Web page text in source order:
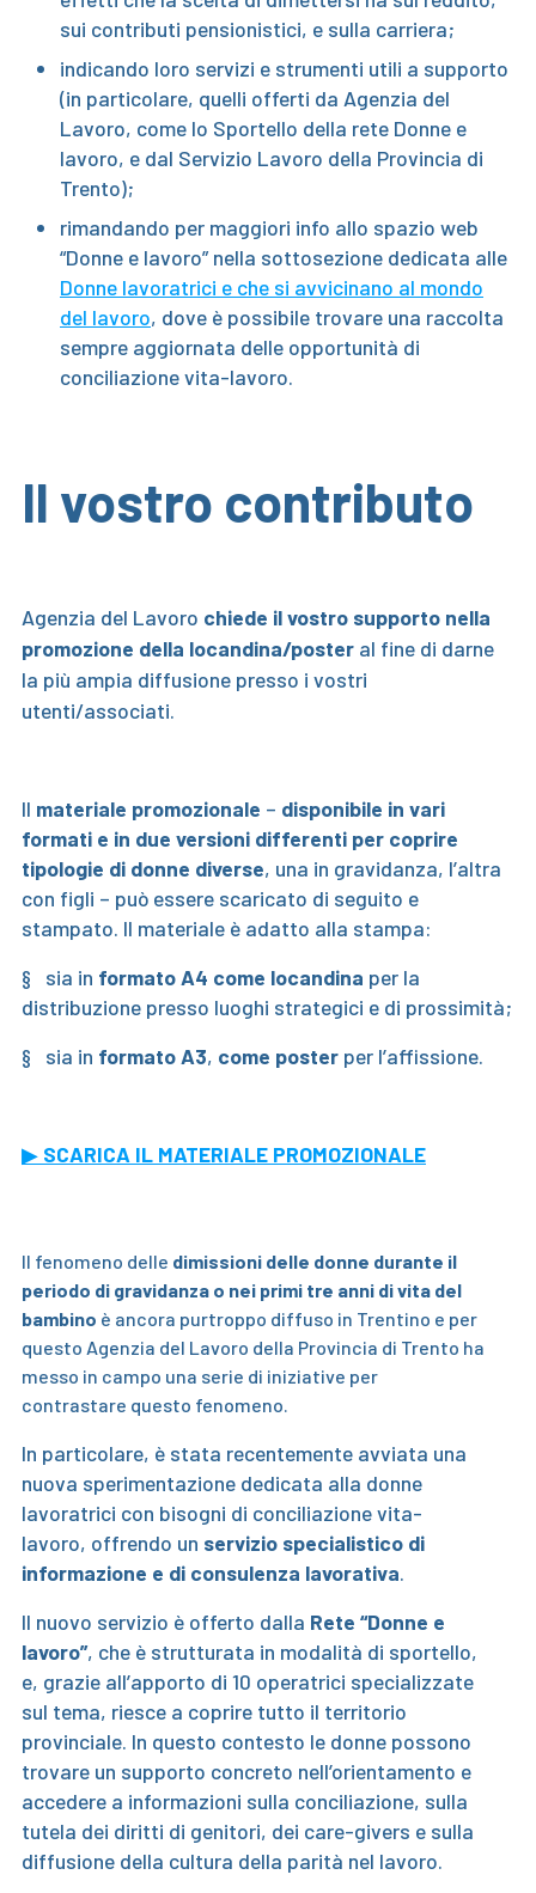
sui contributi pensionistici, e sulla carriera;
indicando loro servizi e strumenti utili a supporto
(in particolare, quelli offerti da Agenzia del
Lavoro, come lo Sportello della rete Donne e
lavoro, e dal Servizio Lavoro della Provincia di
Trento);
rimandando per maggiori info allo spazio web
“Donne e lavoro” nella sottosezione dedicata alle
Donne lavoratrici e che si avvicinano al mondo
del lavoro, dove è possibile trovare una raccolta
sempre aggiornata delle opportunità di
conciliazione vita-lavoro.
Il vostro contributo
Agenzia del Lavoro chiede il vostro supporto nella
promozione della locandina/poster al fine di darne
la più ampia diffusione presso i vostri
utenti/associati.
Il materiale promozionale – disponibile in vari
formati e in due versioni differenti per coprire
tipologie di donne diverse, una in gravidanza, l’altra
con figli – può essere scaricato di seguito e
stampato. Il materiale è adatto alla stampa:
§ sia in formato A4 come locandina per la
distribuzione presso luoghi strategici e di prossimità;
§ sia in formato A3, come poster per l’affissione.
▶ SCARICA IL MATERIALE PROMOZIONALE
Il fenomeno delle dimissioni delle donne durante il
periodo di gravidanza o nei primi tre anni di vita del
bambino è ancora purtroppo diffuso in Trentino e per
questo Agenzia del Lavoro della Provincia di Trento ha
messo in campo una serie di iniziative per
contrastare questo fenomeno.
In particolare, è stata recentemente avviata una
nuova sperimentazione dedicata alla donne
lavoratrici con bisogni di conciliazione vita-
lavoro, offrendo un servizio specialistico di
informazione e di consulenza lavorativa.
Il nuovo servizio è offerto dalla Rete “Donne e
lavoro”, che è strutturata in modalità di sportello,
e, grazie all’apporto di 10 operatrici specializzate
sul tema, riesce a coprire tutto il territorio
provinciale. In questo contesto le donne possono
trovare un supporto concreto nell’orientamento e
accedere a informazioni sulla conciliazione, sulla
tutela dei diritti di genitori, dei care-givers e sulla
diffusione della cultura della parità nel lavoro.